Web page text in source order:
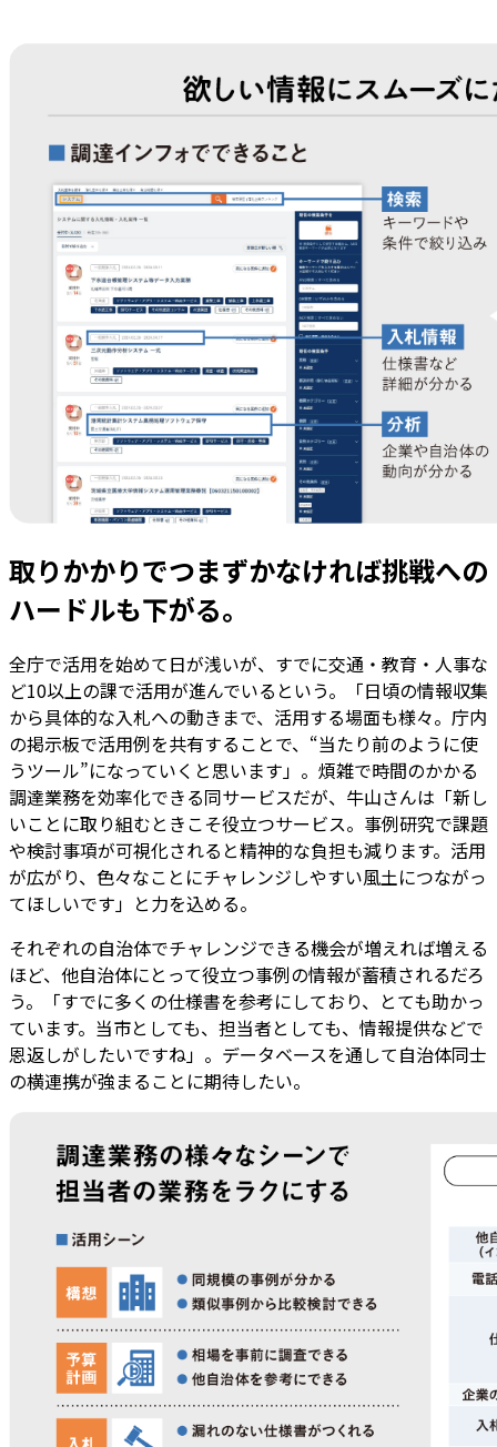
取りかかりでつまずかなければ挑戦への
ハードルも下がる。
全庁で活用を始めて日が浅いが、すでに交通・教育・人事な
ど10以上の課で活用が進んでいるという。「日頃の情報収集
から具体的な入札への動きまで、活用する場面も様々。庁内
の掲示板で活用例を共有することで、“当たり前のように使
うツール”になっていくと思います」。煩雑で時間のかかる
調達業務を効率化できる同サービスだが、牛山さんは「新し
いことに取り組むときこそ役立つサービス。事例研究で課題
や検討事項が可視化されると精神的な負担も減ります。活用
が広がり、色々なことにチャレンジしやすい風土につながっ
てほしいです」と力を込める。
それぞれの自治体でチャレンジできる機会が増えれば増える
ほど、他自治体にとって役立つ事例の情報が蓄積されるだろ
う。「すでに多くの仕様書を参考にしており、とても助かっ
ています。当市としても、担当者としても、情報提供などで
恩返しがしたいですね」。データベースを通して自治体同士
の横連携が強まることに期待したい。